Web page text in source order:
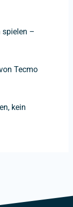
spielen –
Tecmo
kein